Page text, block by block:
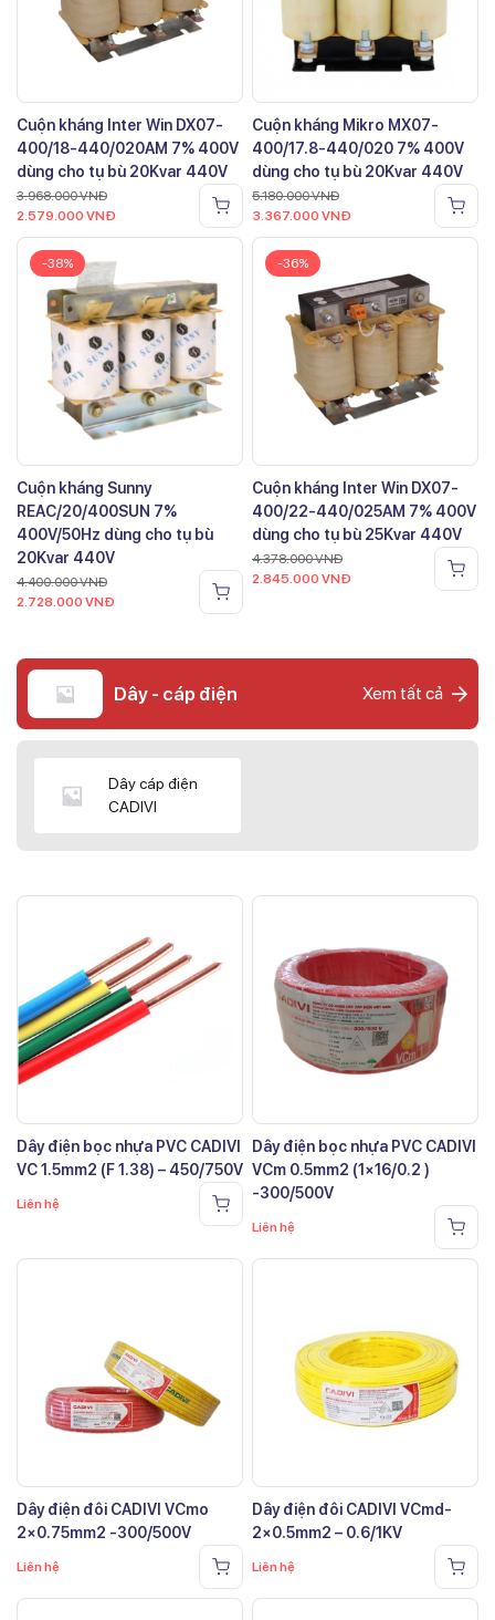
Cuộn kháng Inter Win DX07-
400/18-440/020AM 7% 400V
dùng cho tụ bù 20Kvar 440V
3.968.000VNĐ
2.579.000 VNĐ
Cuộn kháng Mikro MX07-
400/17.8-440/020 7% 400V
dùng cho tụ bù 20Kvar 440V
5.180.000VNĐ
3.367.000 VNĐ
-38%
Cuộn kháng Sunny
REAC/20/400SUN 7%
400V/50Hz dùng cho tụ bù
20Kvar 440V
4.400.000VNĐ
2.728.000 VNĐ
-36%
Cuộn kháng Inter Win DX07-
400/22-440/025AM 7% 400V
dùng cho tụ bù 25Kvar 440V
4.378.000VNĐ
2.845.000 VNĐ
Dây - cáp điện Xem tất cả
Dây cáp điện
CADIVI
Dây điện bọc nhựa PVC CADIVI
VC 1.5mm2 (F 1.38) – 450/750V
Liên hệ
Dây điện bọc nhựa PVC CADIVI
VCm 0.5mm2 (1×16/0.2 )
-300/500V
Liên hệ
Dây điện đôi CADIVI VCmo
2×0.75mm2 -300/500V
Liên hệ
Dây điện đôi CADIVI VCmd-
2×0.5mm2 – 0.6/1KV
Liên hệ